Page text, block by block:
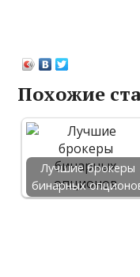
Похожие
Лучшие брокеры
бинарных